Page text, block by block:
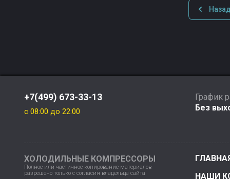
+7(499) 673-33-13
c 08:00 до 22:00
График
Без
ХОЛОДИЛЬНЫЕ КОМПРЕССОРЫ
Полное или частичное копирование материалов
разрешено только с согласия владельца сайта
НАШИ